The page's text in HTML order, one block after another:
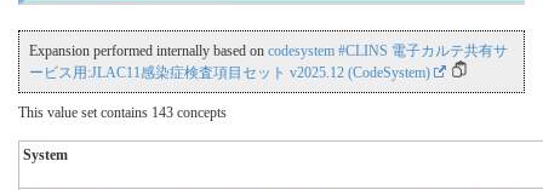
Expansion performed internally based on codesystem #CLINS 電子カルテ共有サ
ービス用:JLAC11感染症検査項目セット v2025.12 (CodeSystem)
This value set contains 143 concepts
System